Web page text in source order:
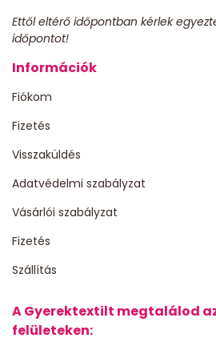
Ettől eltérő időpontban kérlek
időpontot!
Információk
Fiókom
Fizetés
Visszaküldés
Adatvédelmi szabályzat
Vásárlói szabályzat
Fizetés
Szállítás
A Gyerektextilt megtalálod
felületeken: